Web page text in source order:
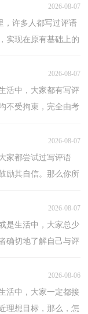
2026-08-07
，许多人都写过评语
实现在原有基础上的
2026-08-07
活中，大家都有写评
不受拘束，完全由考
2026-08-07
家都尝试过写评语
励其自信。那么你所
2026-08-07
是生活中，大家总少
确切地了解自己与评
2026-08-06
活中，大家一定都接
理想目标，那么，怎